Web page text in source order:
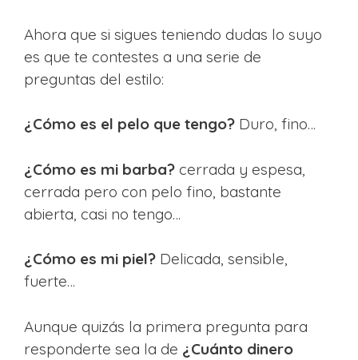
Ahora que si sigues teniendo dudas lo suyo
es que te contestes a una serie de
preguntas del estilo:
¿Cómo es el pelo que tengo? Duro, fino…
¿Cómo es mi barba? cerrada y espesa,
cerrada pero con pelo fino, bastante
abierta, casi no tengo…
¿Cómo es mi piel? Delicada, sensible,
fuerte…
Aunque quizás la primera pregunta para
responderte sea la de ¿Cuánto dinero